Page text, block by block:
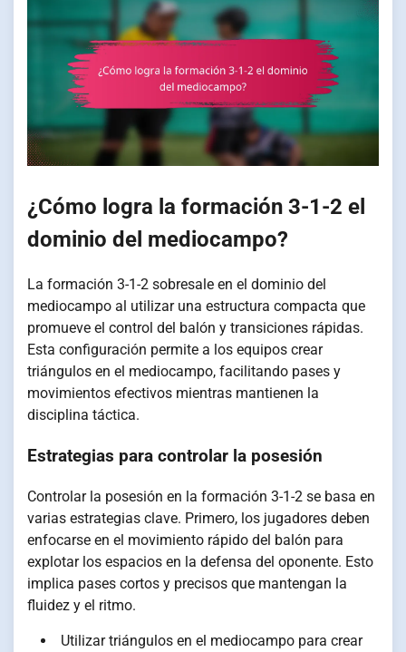
¿Cómo logra la formación 3-1-2 el
dominio del mediocampo?
La formación 3-1-2 sobresale en el dominio del
mediocampo al utilizar una estructura compacta que
promueve el control del balón y transiciones rápidas.
Esta configuración permite a los equipos crear
triángulos en el mediocampo, facilitando pases y
movimientos efectivos mientras mantienen la
disciplina táctica.
Estrategias para controlar la posesión
Controlar la posesión en la formación 3-1-2 se basa en
varias estrategias clave. Primero, los jugadores deben
enfocarse en el movimiento rápido del balón para
explotar los espacios en la defensa del oponente. Esto
implica pases cortos y precisos que mantengan la
fluidez y el ritmo.
Utilizar triángulos en el mediocampo para crear